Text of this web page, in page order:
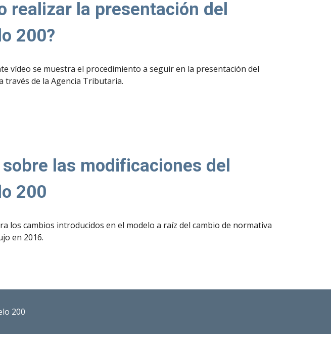
realizar la presentación del
200?
vídeo se muestra el procedimiento a seguir en la presentación del
través de la Agencia Tributaria.
las modificaciones del
200
los cambios introducidos en el modelo a raíz del cambio de normativa
en 2016.
200